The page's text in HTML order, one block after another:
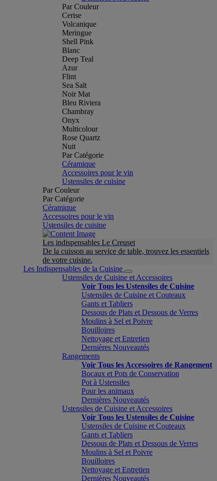
Par Couleur
Cerise
Volcanique
Meringue
Shell Pink
Blanc
Deep Teal
Azur
Flint
Sea Salt
Noir Mat
Bleu Riviera
Chambray
Onyx
Multicolour
Rose Quartz
Nuit
Par Catégorie
Céramique
Accessoires pour le vin
Ustensiles de cuisine
Par Couleur
Par Catégorie
Céramique
Accessoires pour le vin
Ustensiles de cuisine
Les indispensables Le Creuset
De la cuisson au service de table, trouvez les essentiels
de votre cuisine.
Les Indispensables de la Cuisine
Ustensiles de Cuisine et Accessoires
Voir Tous les Ustensiles de Cuisine
Ustensiles de Cuisine et Couteaux
Gants et Tabliers
Dessous de Plats et Dessous de Verres
Moulins à Sel et Poivre
Bouilloires
Nettoyage et Entretien
Dernières Nouveautés
Rangements
Voir Tous les Accessoires de Rangement
Bocaux et Pots de Conservation
Pot à Ustensiles
Pour les animaux
Dernières Nouveautés
Ustensiles de Cuisine et Accessoires
Voir Tous les Ustensiles de Cuisine
Ustensiles de Cuisine et Couteaux
Gants et Tabliers
Dessous de Plats et Dessous de Verres
Moulins à Sel et Poivre
Bouilloires
Nettoyage et Entretien
Dernières Nouveautés